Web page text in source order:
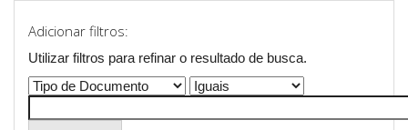
Adicionar filtros:
Utilizar filtros para refinar o resultado de busca.